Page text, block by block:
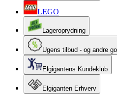
LEGO
Lageroprydning
Ugens tilbud - og andre
Elgigantens Kundeklub
Elgiganten Erhverv